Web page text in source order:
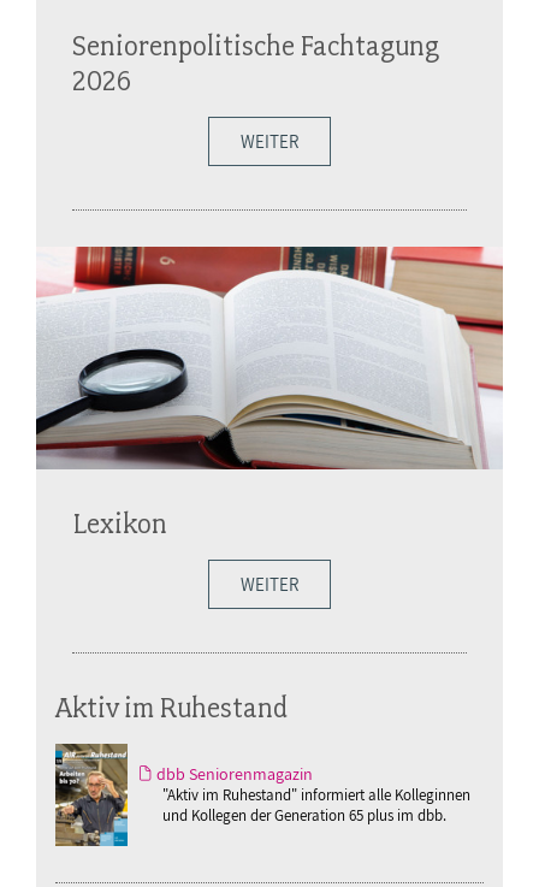
Seniorenpolitische Fachtagung
2026
WEITER
Lexikon
WEITER
Aktiv im Ruhestand
dbb Seniorenmagazin
"Aktiv im Ruhestand" informiert alle Kolleginnen
und Kollegen der Generation 65 plus im dbb.